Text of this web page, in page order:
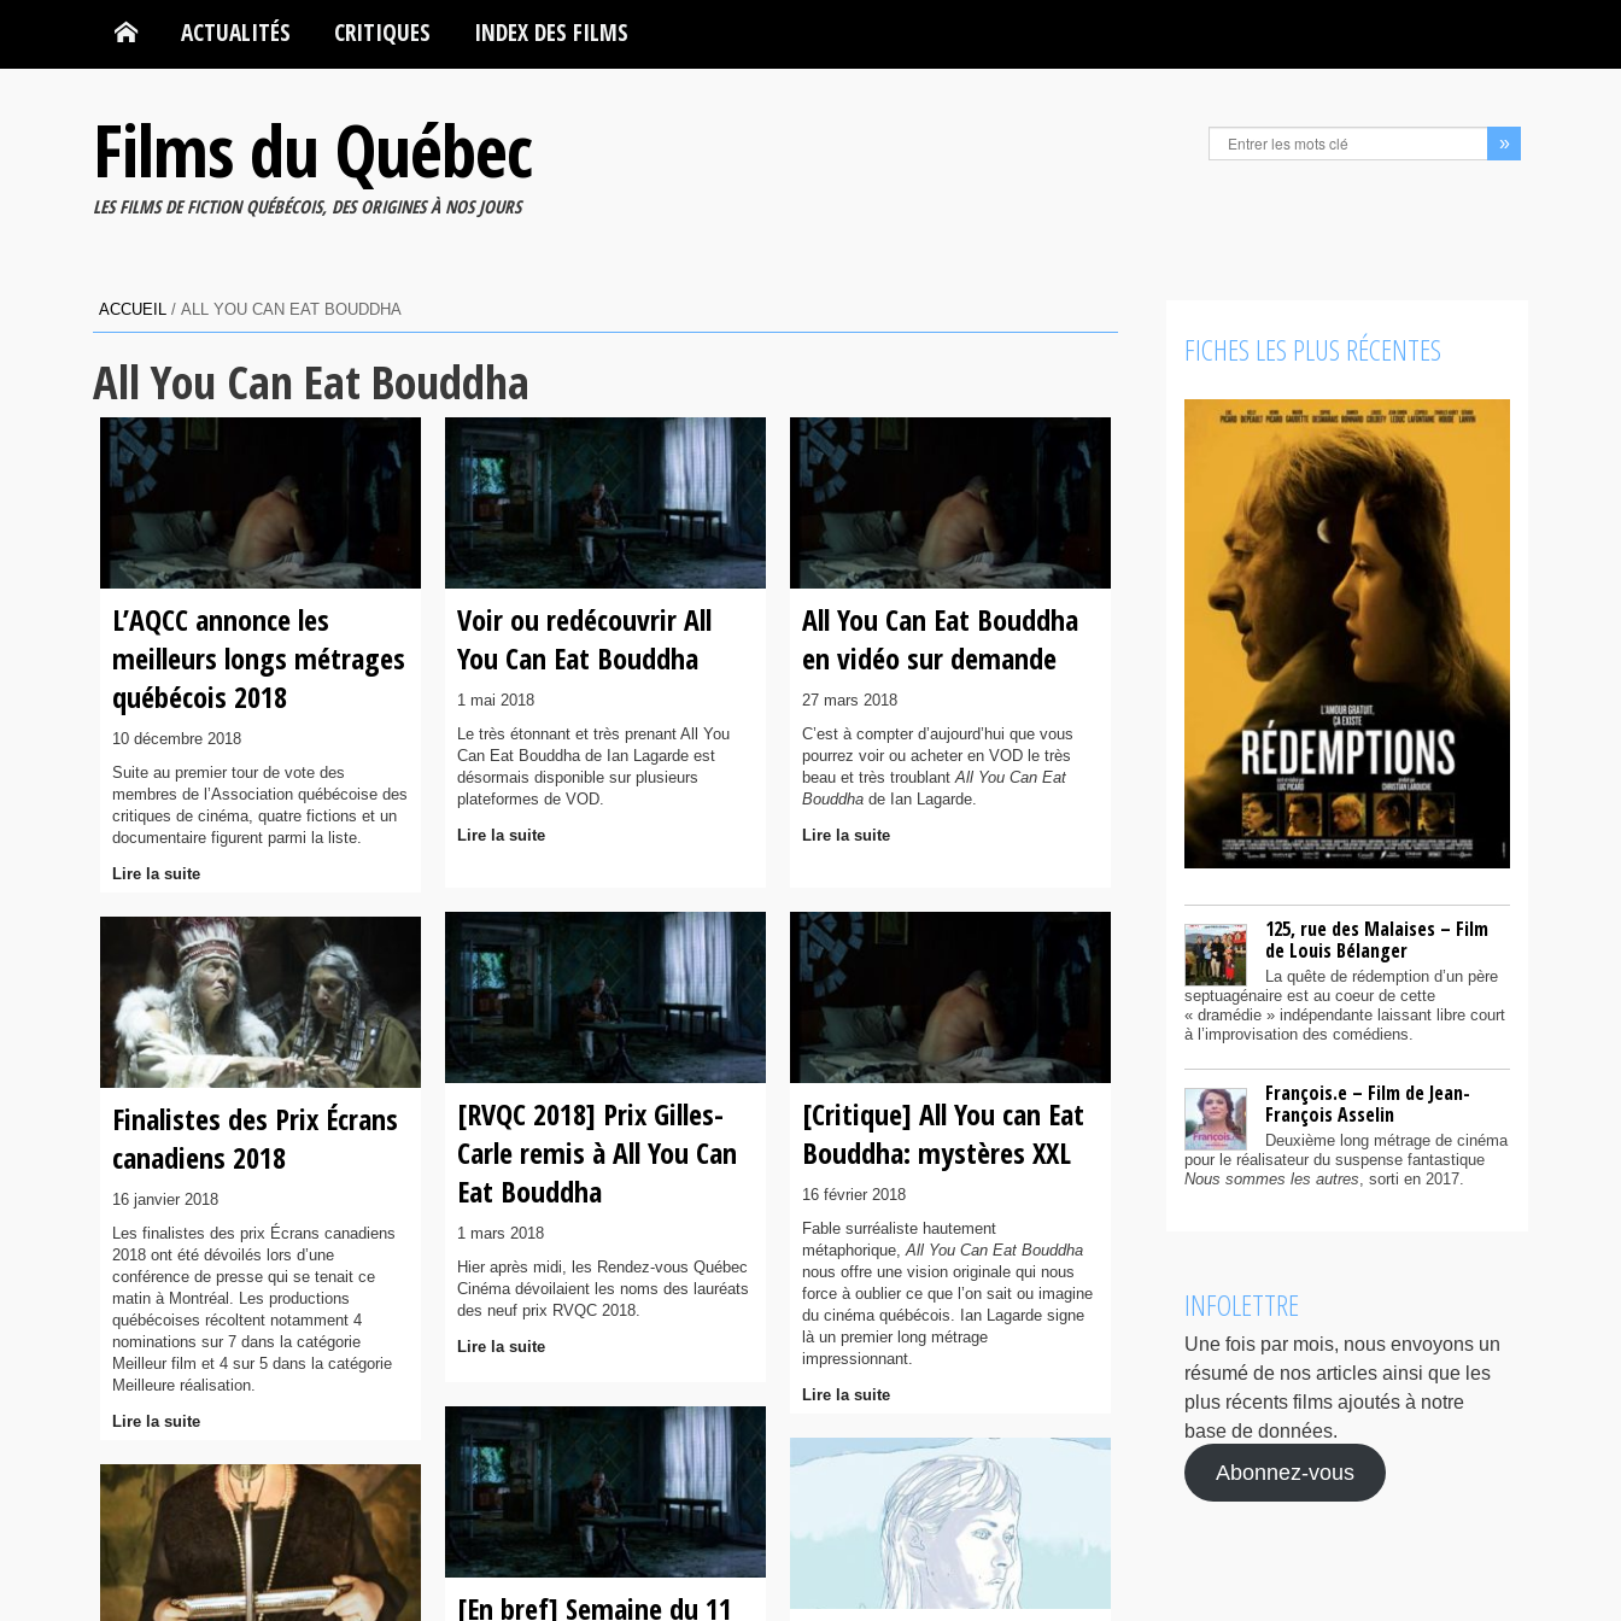
ACTUALITÉS CRITIQUES INDEX DES FILMS
Films du Québec
LES FILMS DE FICTION QUÉBÉCOIS, DES ORIGINES À NOS JOURS
ACCUEIL / ALL YOU CAN EAT BOUDDHA
All You Can Eat Bouddha
L’AQCC annonce les
meilleurs longs métrages
québécois 2018
10 décembre 2018
Suite au premier tour de vote des
membres de l’Association québécoise des
critiques de cinéma, quatre fictions et un
documentaire figurent parmi la liste.
Lire la suite
Voir ou redécouvrir All
You Can Eat Bouddha
1 mai 2018
Le très étonnant et très prenant All You
Can Eat Bouddha de Ian Lagarde est
désormais disponible sur plusieurs
plateformes de VOD.
Lire la suite
All You Can Eat Bouddha
en vidéo sur demande
27 mars 2018
C’est à compter d’aujourd’hui que vous
pourrez voir ou acheter en VOD le très
beau et très troublantAll You Can Eat
Bouddha de Ian Lagarde.
Lire la suite
[RVQC 2018] Prix Gilles-
Carle remis à All You Can
Eat Bouddha
1 mars 2018
Hier après midi, les Rendez-vous Québec
Cinéma dévoilaient les noms des lauréats
des neuf prix RVQC 2018.
Lire la suite
[Critique] All You can Eat
Bouddha: mystères XXL
16 février 2018
Fable surréaliste hautement
métaphorique,All You Can Eat Bouddha
nous offre une vision originale qui nous
force à oublier ce que l’on sait ou imagine
du cinéma québécois. Ian Lagarde signe
là un premier long métrage
impressionnant.
Lire la suite
Finalistes des Prix Écrans
canadiens 2018
16 janvier 2018
Les finalistes des prix Écrans canadiens
2018 ont été dévoilés lors d’une
conférence de presse qui se tenait ce
matin à Montréal. Les productions
québécoises récoltent notamment 4
nominations sur 7 dans la catégorie
Meilleur film et 4 sur 5 dans la catégorie
Meilleure réalisation.
Lire la suite
[En bref] Semaine du 11
FICHES LES PLUS RÉCENTES
125, rue des Malaises – Film
de Louis Bélanger
La quête de rédemption d’un père
septuagénaire est au coeur de cette
« dramédie » indépendante laissant libre court
à l’improvisation des comédiens.
François.e – Film de Jean-
François Asselin
Deuxième long métrage de cinéma
pour le réalisateur du suspense fantastique
Nous sommes les autres, sorti en 2017.
INFOLETTRE
Une fois par mois, nous envoyons un
résumé de nos articles ainsi que les
plus récents films ajoutés à notre
base de données.
Abonnez-vous